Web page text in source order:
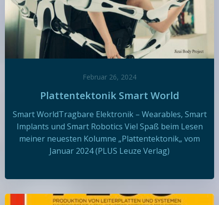
Februar 26, 2024
Plattentektonik Smart World
Smart WorldTragbare Elektronik – Wearables, Smart
Implants und Smart Robotics Viel Spaß beim Lesen
meiner neuesten Kolumne „Plattentektonik„ vom
Januar 2024 (PLUS Leuze Verlag)